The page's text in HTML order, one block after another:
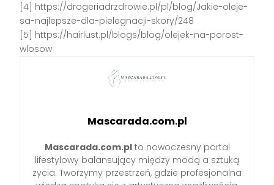
[4] https://drogeriadrzdrowie.pl/pl/blog/Jakie-oleje-
sa-najlepsze-dla-pielegnacji-skory/248
[5] https://hairlust.pl/blogs/blog/olejek-na-porost-
wlosow
Mascarada.com.pl
Mascarada.com.plto nowoczesny portal
lifestylowy balansujący między modą a sztuką
życia. Tworzymy przestrzeń, gdzie profesjonalna